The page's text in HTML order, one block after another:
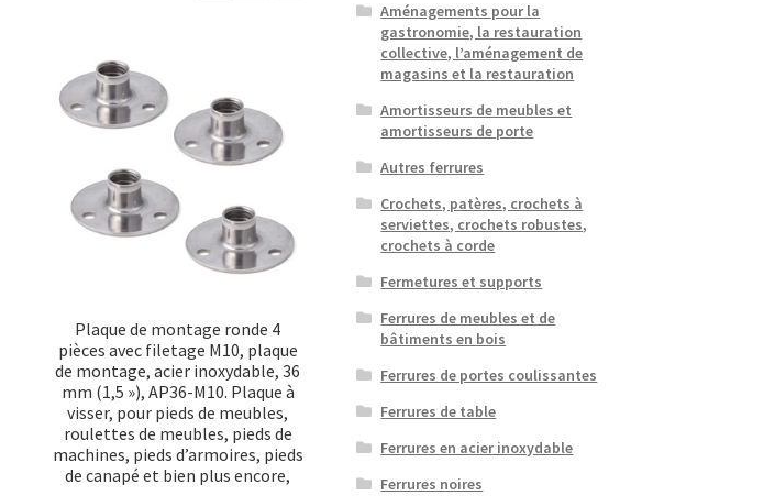
Plaque de montage ronde 4
pièces avec filetage M10, plaque
de montage, acier inoxydable, 36
mm (1,5 »), AP36-M10. Plaque à
visser, pour pieds de meubles,
roulettes de meubles, pieds de
machines, pieds d’armoires, pieds
de canapé et bien plus encore,
Aménagements pour la
gastronomie, la restauration
collective, l’aménagement de
magasins et la restauration
Amortisseurs de meubles et
amortisseurs de porte
Autres ferrures
Crochets, patères, crochets à
serviettes, crochets robustes,
crochets à corde
Fermetures et supports
Ferrures de meubles et de
bâtiments en bois
Ferrures de portes coulissantes
Ferrures de table
Ferrures en acier inoxydable
Ferrures noires